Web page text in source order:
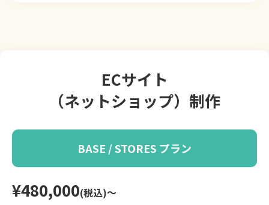
ECサイト
（ネットショップ）制作
BASE / STORES プラン
¥480,000(税込)〜